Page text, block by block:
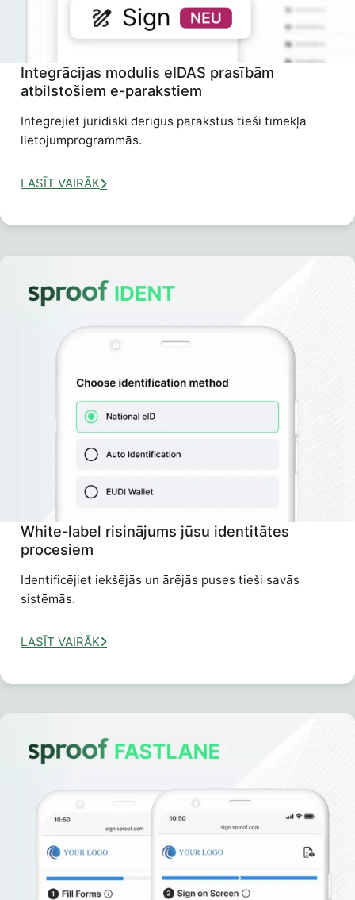
Integrācijas modulis eIDAS prasībām
atbilstošiem e-parakstiem
Integrējiet juridiski derīgus parakstus tieši tīmekļa
lietojumprogrammās.
LASĪT VAIRĀK
White-label risinājums jūsu identitātes
procesiem
Identificējiet iekšējās un ārējās puses tieši savās
sistēmās.
LASĪT VAIRĀK